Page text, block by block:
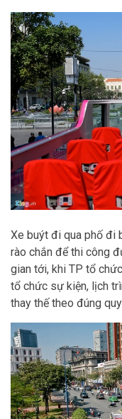
Xe buýt đi qua phố đi
rào chắn để thi công
gian tới, khi TP tổ
tổ chức sự kiện, lịch
thay thế theo đúng